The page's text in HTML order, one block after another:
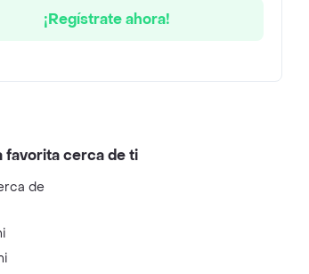
¡Regístrate ahora!
favorita cerca de ti
de